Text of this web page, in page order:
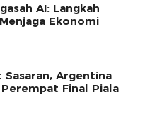
AI: Langkah
Ekonomi
Argentina
Final Piala